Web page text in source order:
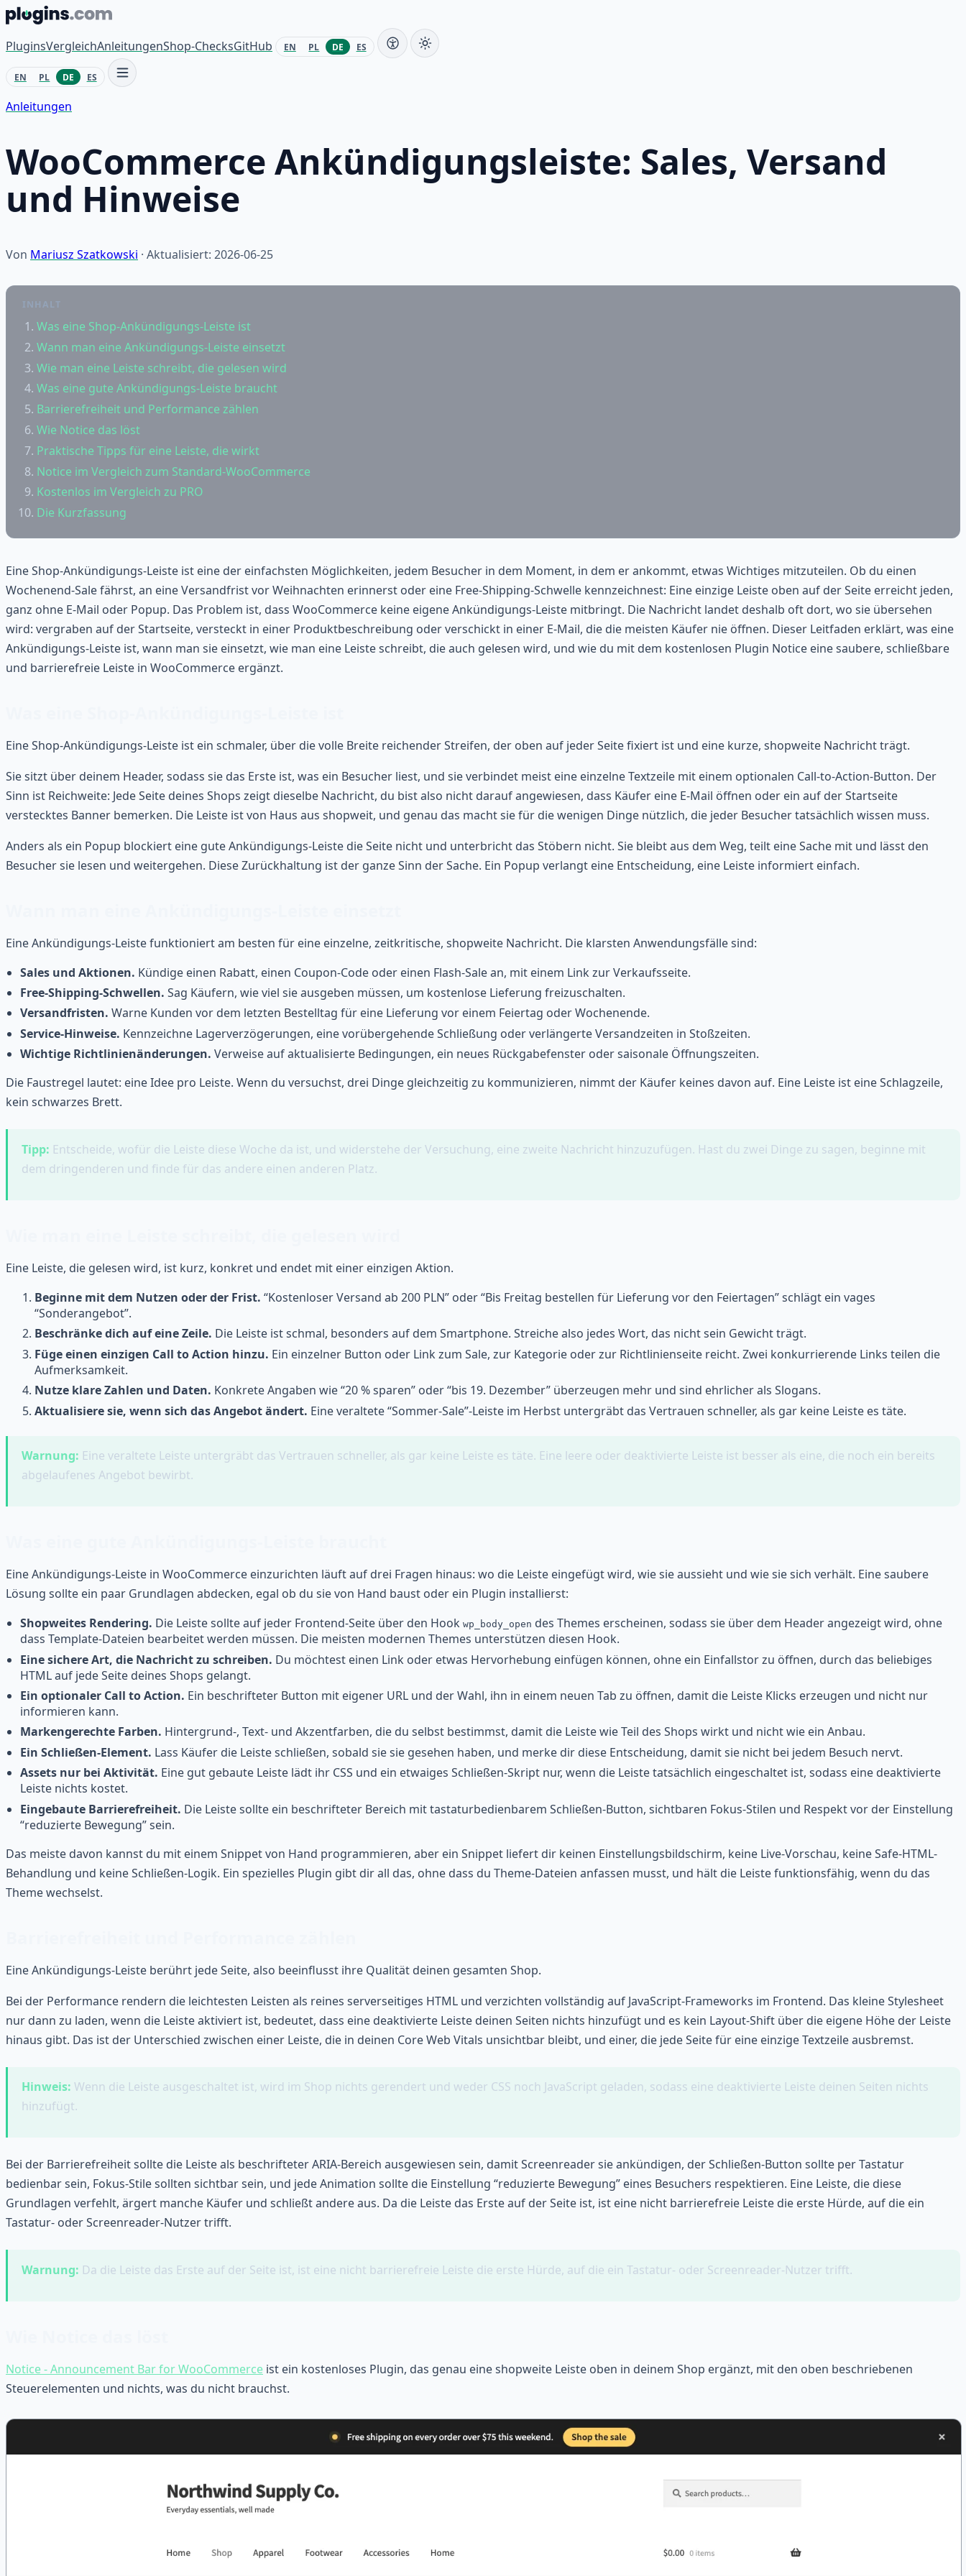
Zum Inhalt springen
PluginsVergleichAnleitungenShop-ChecksGitHub EN PL DE ES
EN PL DE ES
Anleitungen
WooCommerce Ankündigungsleiste: Sales, Versand
und Hinweise
Von Mariusz Szatkowski · Aktualisiert: 2026-06-25
INHALT
Was eine Shop-Ankündigungs-Leiste ist
Wann man eine Ankündigungs-Leiste einsetzt
Wie man eine Leiste schreibt, die gelesen wird
Was eine gute Ankündigungs-Leiste braucht
Barrierefreiheit und Performance zählen
Wie Notice das löst
Praktische Tipps für eine Leiste, die wirkt
Notice im Vergleich zum Standard-WooCommerce
Kostenlos im Vergleich zu PRO
Die Kurzfassung
Eine Shop-Ankündigungs-Leiste ist eine der einfachsten Möglichkeiten, jedem Besucher in dem Moment, in dem er ankommt, etwas Wichtiges mitzuteilen. Ob du einen
Wochenend-Sale fährst, an eine Versandfrist vor Weihnachten erinnerst oder eine Free-Shipping-Schwelle kennzeichnest: Eine einzige Leiste oben auf der Seite erreicht jeden,
ganz ohne E-Mail oder Popup. Das Problem ist, dass WooCommerce keine eigene Ankündigungs-Leiste mitbringt. Die Nachricht landet deshalb oft dort, wo sie übersehen
wird: vergraben auf der Startseite, versteckt in einer Produktbeschreibung oder verschickt in einer E-Mail, die die meisten Käufer nie öffnen. Dieser Leitfaden erklärt, was eine
Ankündigungs-Leiste ist, wann man sie einsetzt, wie man eine Leiste schreibt, die auch gelesen wird, und wie du mit dem kostenlosen Plugin Notice eine saubere, schließbare
und barrierefreie Leiste in WooCommerce ergänzt.
Eine Shop-Ankündigungs-Leiste ist ein schmaler, über die volle Breite reichender Streifen, der oben auf jeder Seite fixiert ist und eine kurze, shopweite Nachricht trägt.
Sie sitzt über deinem Header, sodass sie das Erste ist, was ein Besucher liest, und sie verbindet meist eine einzelne Textzeile mit einem optionalen Call-to-Action-Button. Der
Sinn ist Reichweite: Jede Seite deines Shops zeigt dieselbe Nachricht, du bist also nicht darauf angewiesen, dass Käufer eine E-Mail öffnen oder ein auf der Startseite
verstecktes Banner bemerken. Die Leiste ist von Haus aus shopweit, und genau das macht sie für die wenigen Dinge nützlich, die jeder Besucher tatsächlich wissen muss.
Anders als ein Popup blockiert eine gute Ankündigungs-Leiste die Seite nicht und unterbricht das Stöbern nicht. Sie bleibt aus dem Weg, teilt eine Sache mit und lässt den
Besucher sie lesen und weitergehen. Diese Zurückhaltung ist der ganze Sinn der Sache. Ein Popup verlangt eine Entscheidung, eine Leiste informiert einfach.
Eine Ankündigungs-Leiste funktioniert am besten für eine einzelne, zeitkritische, shopweite Nachricht. Die klarsten Anwendungsfälle sind:
Sales und Aktionen. Kündige einen Rabatt, einen Coupon-Code oder einen Flash-Sale an, mit einem Link zur Verkaufsseite.
Free-Shipping-Schwellen. Sag Käufern, wie viel sie ausgeben müssen, um kostenlose Lieferung freizuschalten.
Versandfristen. Warne Kunden vor dem letzten Bestelltag für eine Lieferung vor einem Feiertag oder Wochenende.
Service-Hinweise. Kennzeichne Lagerverzögerungen, eine vorübergehende Schließung oder verlängerte Versandzeiten in Stoßzeiten.
Wichtige Richtlinienänderungen. Verweise auf aktualisierte Bedingungen, ein neues Rückgabefenster oder saisonale Öffnungszeiten.
Die Faustregel lautet: eine Idee pro Leiste. Wenn du versuchst, drei Dinge gleichzeitig zu kommunizieren, nimmt der Käufer keines davon auf. Eine Leiste ist eine Schlagzeile,
kein schwarzes Brett.
Tipp: Entscheide, wofür die Leiste diese Woche da ist, und widerstehe der Versuchung, eine zweite Nachricht hinzuzufügen. Hast du zwei Dinge zu sagen, beginne mit
dem dringenderen und finde für das andere einen anderen Platz.
Eine Leiste, die gelesen wird, ist kurz, konkret und endet mit einer einzigen Aktion.
Beginne mit dem Nutzen oder der Frist. “Kostenloser Versand ab 200 PLN” oder “Bis Freitag bestellen für Lieferung vor den Feiertagen” schlägt ein vages
“Sonderangebot”.
Beschränke dich auf eine Zeile. Die Leiste ist schmal, besonders auf dem Smartphone. Streiche also jedes Wort, das nicht sein Gewicht trägt.
Füge einen einzigen Call to Action hinzu. Ein einzelner Button oder Link zum Sale, zur Kategorie oder zur Richtlinienseite reicht. Zwei konkurrierende Links teilen die
Aufmerksamkeit.
Nutze klare Zahlen und Daten. Konkrete Angaben wie “20 % sparen” oder “bis 19. Dezember” überzeugen mehr und sind ehrlicher als Slogans.
Aktualisiere sie, wenn sich das Angebot ändert. Eine veraltete “Sommer-Sale”-Leiste im Herbst untergräbt das Vertrauen schneller, als gar keine Leiste es täte.
Warnung: Eine veraltete Leiste untergräbt das Vertrauen schneller, als gar keine Leiste es täte. Eine leere oder deaktivierte Leiste ist besser als eine, die noch ein bereits
abgelaufenes Angebot bewirbt.
Eine Ankündigungs-Leiste in WooCommerce einzurichten läuft auf drei Fragen hinaus: wo die Leiste eingefügt wird, wie sie aussieht und wie sie sich verhält. Eine saubere
Lösung sollte ein paar Grundlagen abdecken, egal ob du sie von Hand baust oder ein Plugin installierst:
Shopweites Rendering. Die Leiste sollte auf jeder Frontend-Seite über den Hook wp_body_open des Themes erscheinen, sodass sie über dem Header angezeigt wird, ohne
dass Template-Dateien bearbeitet werden müssen. Die meisten modernen Themes unterstützen diesen Hook.
Eine sichere Art, die Nachricht zu schreiben. Du möchtest einen Link oder etwas Hervorhebung einfügen können, ohne ein Einfallstor zu öffnen, durch das beliebiges
HTML auf jede Seite deines Shops gelangt.
Ein optionaler Call to Action. Ein beschrifteter Button mit eigener URL und der Wahl, ihn in einem neuen Tab zu öffnen, damit die Leiste Klicks erzeugen und nicht nur
informieren kann.
Markengerechte Farben. Hintergrund-, Text- und Akzentfarben, die du selbst bestimmst, damit die Leiste wie Teil des Shops wirkt und nicht wie ein Anbau.
Ein Schließen-Element. Lass Käufer die Leiste schließen, sobald sie sie gesehen haben, und merke dir diese Entscheidung, damit sie nicht bei jedem Besuch nervt.
Assets nur bei Aktivität. Eine gut gebaute Leiste lädt ihr CSS und ein etwaiges Schließen-Skript nur, wenn die Leiste tatsächlich eingeschaltet ist, sodass eine deaktivierte
Leiste nichts kostet.
Eingebaute Barrierefreiheit. Die Leiste sollte ein beschrifteter Bereich mit tastaturbedienbarem Schließen-Button, sichtbaren Fokus-Stilen und Respekt vor der Einstellung
“reduzierte Bewegung” sein.
Das meiste davon kannst du mit einem Snippet von Hand programmieren, aber ein Snippet liefert dir keinen Einstellungsbildschirm, keine Live-Vorschau, keine Safe-HTML-
Behandlung und keine Schließen-Logik. Ein spezielles Plugin gibt dir all das, ohne dass du Theme-Dateien anfassen musst, und hält die Leiste funktionsfähig, wenn du das
Theme wechselst.
Eine Ankündigungs-Leiste berührt jede Seite, also beeinflusst ihre Qualität deinen gesamten Shop.
Bei der Performance rendern die leichtesten Leisten als reines serverseitiges HTML und verzichten vollständig auf JavaScript-Frameworks im Frontend. Das kleine Stylesheet
nur dann zu laden, wenn die Leiste aktiviert ist, bedeutet, dass eine deaktivierte Leiste deinen Seiten nichts hinzufügt und es kein Layout-Shift über die eigene Höhe der Leiste
hinaus gibt. Das ist der Unterschied zwischen einer Leiste, die in deinen Core Web Vitals unsichtbar bleibt, und einer, die jede Seite für eine einzige Textzeile ausbremst.
Hinweis: Wenn die Leiste ausgeschaltet ist, wird im Shop nichts gerendert und weder CSS noch JavaScript geladen, sodass eine deaktivierte Leiste deinen Seiten nichts
hinzufügt.
Bei der Barrierefreiheit sollte die Leiste als beschrifteter ARIA-Bereich ausgewiesen sein, damit Screenreader sie ankündigen, der Schließen-Button sollte per Tastatur
bedienbar sein, Fokus-Stile sollten sichtbar sein, und jede Animation sollte die Einstellung “reduzierte Bewegung” eines Besuchers respektieren. Eine Leiste, die diese
Grundlagen verfehlt, ärgert manche Käufer und schließt andere aus. Da die Leiste das Erste auf der Seite ist, ist eine nicht barrierefreie Leiste die erste Hürde, auf die ein
Tastatur- oder Screenreader-Nutzer trifft.
Warnung: Da die Leiste das Erste auf der Seite ist, ist eine nicht barrierefreie Leiste die erste Hürde, auf die ein Tastatur- oder Screenreader-Nutzer trifft.
Notice - Announcement Bar for WooCommerce ist ein kostenloses Plugin, das genau eine shopweite Leiste oben in deinem Shop ergänzt, mit den oben beschriebenen
Steuerelementen und nichts, was du nicht brauchst.